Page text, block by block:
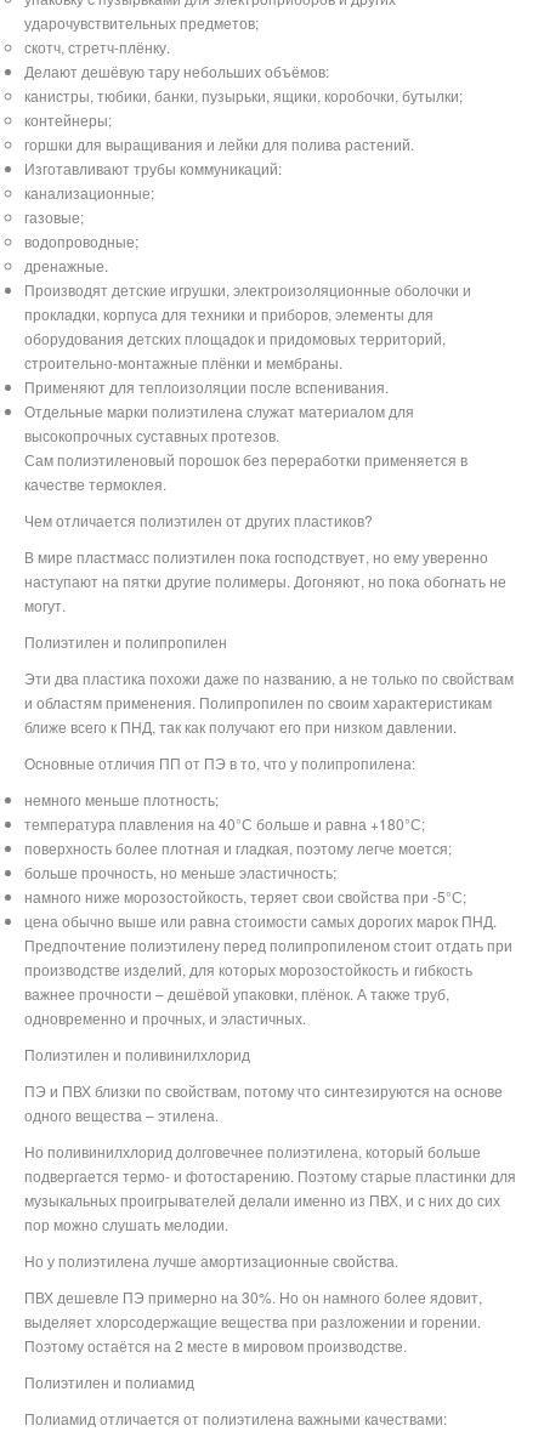
ударочувствительных предметов;
скотч, стретч-плёнку.
Делают дешёвую тару небольших объёмов:
канистры, тюбики, банки, пузырьки, ящики, коробочки, бутылки;
контейнеры;
горшки для выращивания и лейки для полива растений.
Изготавливают трубы коммуникаций:
канализационные;
газовые;
водопроводные;
дренажные.
Производят детские игрушки, электроизоляционные оболочки и
прокладки, корпуса для техники и приборов, элементы для
оборудования детских площадок и придомовых территорий,
строительно-монтажные плёнки и мембраны.
Применяют для теплоизоляции после вспенивания.
Отдельные марки полиэтилена служат материалом для
высокопрочных суставных протезов.
Сам полиэтиленовый порошок без переработки применяется в
качестве термоклея.
Чем отличается полиэтилен от других пластиков?
В мире пластмасс полиэтилен пока господствует, но ему уверенно
наступают на пятки другие полимеры. Догоняют, но пока обогнать не
могут.
Полиэтилен и полипропилен
Эти два пластика похожи даже по названию, а не только по свойствам
и областям применения. Полипропилен по своим характеристикам
ближе всего к ПНД, так как получают его при низком давлении.
Основные отличия ПП от ПЭ в то, что у полипропилена:
немного меньше плотность;
температура плавления на 40°С больше и равна +180°С;
поверхность более плотная и гладкая, поэтому легче моется;
больше прочность, но меньше эластичность;
намного ниже морозостойкость, теряет свои свойства при -5°С;
цена обычно выше или равна стоимости самых дорогих марок ПНД.
Предпочтение полиэтилену перед полипропиленом стоит отдать при
производстве изделий, для которых морозостойкость и гибкость
важнее прочности – дешёвой упаковки, плёнок. А также труб,
одновременно и прочных, и эластичных.
Полиэтилен и поливинилхлорид
ПЭ и ПВХ близки по свойствам, потому что синтезируются на основе
одного вещества – этилена.
Но поливинилхлорид долговечнее полиэтилена, который больше
подвергается термо- и фотостарению. Поэтому старые пластинки для
музыкальных проигрывателей делали именно из ПВХ, и с них до сих
пор можно слушать мелодии.
Но у полиэтилена лучше амортизационные свойства.
ПВХ дешевле ПЭ примерно на 30%. Но он намного более ядовит,
выделяет хлорсодержащие вещества при разложении и горении.
Поэтому остаётся на 2 месте в мировом производстве.
Полиэтилен и полиамид
Полиамид отличается от полиэтилена важными качествами: